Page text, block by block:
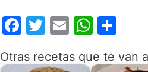
F
c
T
itt
E
ai
W
at m
Otras recetas que te van